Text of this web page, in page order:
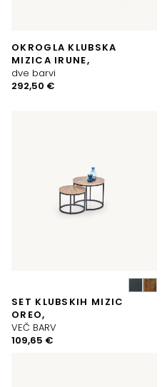
OKROGLA KLUBSKA
MIZICA IRUNE,
dve barvi
292,50 €
SET KLUBSKIH MIZIC
OREO,
VEČ BARV
109,65 €